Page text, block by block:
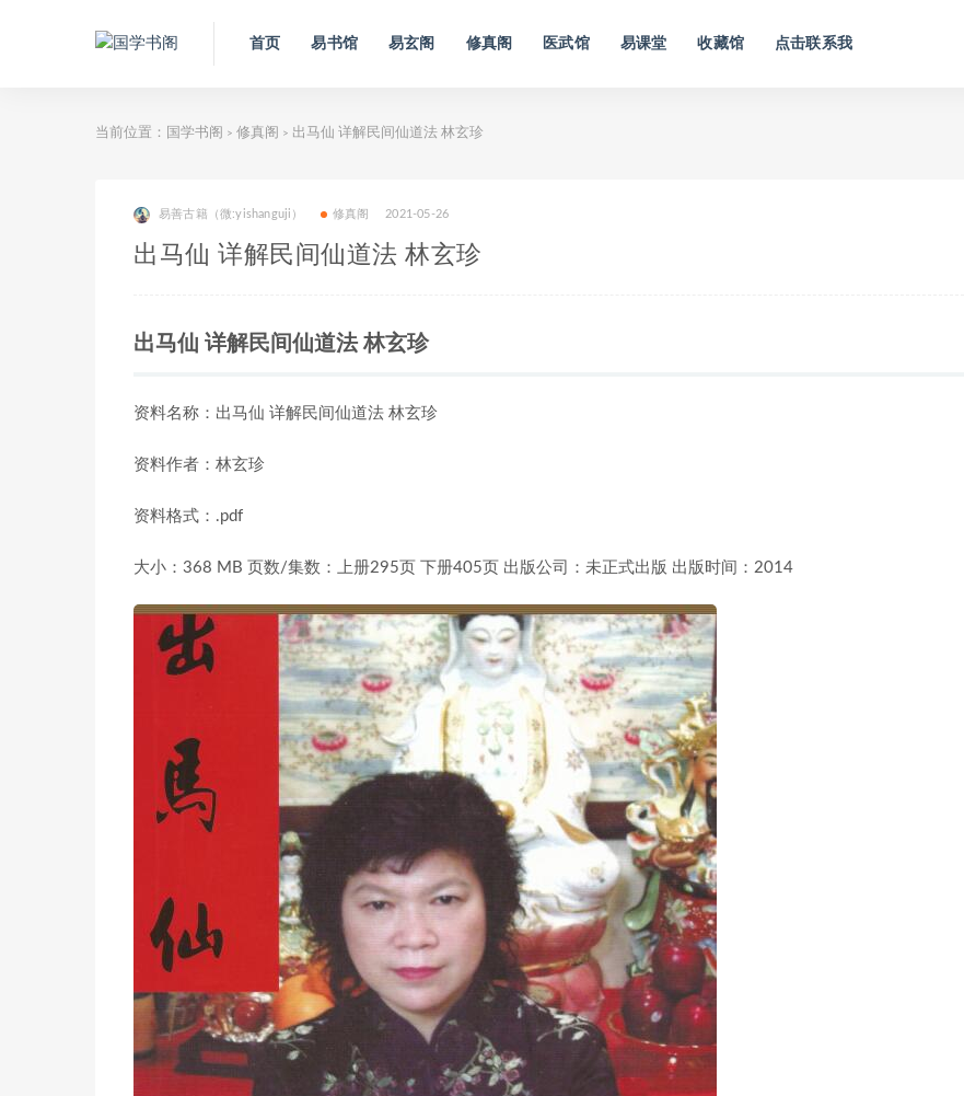
首页 易书馆 易玄阁 修真阁 医武馆 易课堂 收藏馆 点击联系我
当前位置： 国学书阁 > 修真阁 > 出马仙 详解民间仙道法 林玄珍
易善古籍（微:yishanguji） 修真阁 2021-05-26
出马仙 详解民间仙道法 林玄珍
出马仙 详解民间仙道法 林玄珍
资料名称： 出马仙 详解民间仙道法 林玄珍
资料作者： 林玄珍
资料格式： .pdf
大小： 368 MB 页数/集数： 上册295页 下册405页 出版公司： 未正式出版 出版时间： 2014